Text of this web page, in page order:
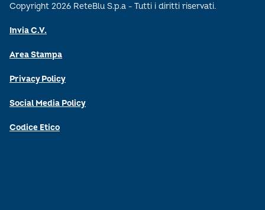
Copyright 2026 ReteBlu S.p.a - Tutti i diritti riservati.
Invia C.V.
Area Stampa
Privacy Policy
Social Media Policy
Codice Etico